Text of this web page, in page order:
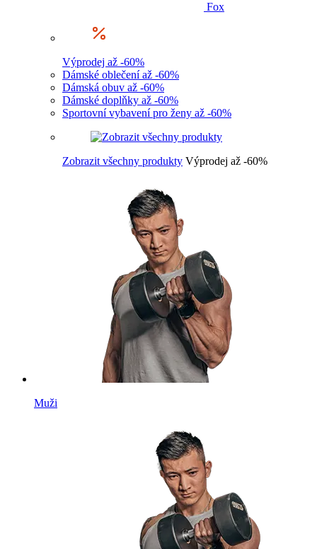
Fox
Výprodej až -60%
Dámské oblečení až -60%
Dámská obuv až -60%
Dámské doplňky až -60%
Sportovní vybavení pro ženy až -60%
Zobrazit všechny produkty Výprodej až -60%
Muži